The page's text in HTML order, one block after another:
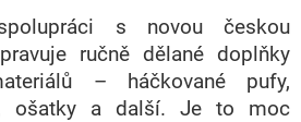
s novou českou
ručně dělané doplňky
– háčkované pufy,
ošatky a další. Je to moc